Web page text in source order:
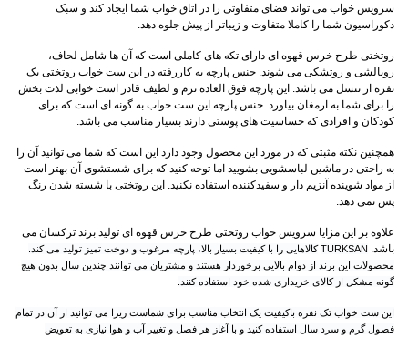
سرویس خواب می تواند فضای متفاوتی را در اتاق خواب شما ایجاد کند و سبک
دکوراسیون شما را کاملا متفاوت و زیباتر از پیش جلوه دهد.
روتختی طرح خرس قهوه ای دارای تکه های کاملی است که آن ها شامل لحاف،
روبالشی و روتشکی می شوند. جنس پارچه به کاررفته در این ست خواب روتختی یک
نفره از تنسل می باشد. این پارچه فوق العاده نرم و لطیف قادر است خوابی لذت بخش
را برای شما به ارمغان بیاورد. جنس پارچه این ست خواب به گونه ای است که برای
کودکان و افرادی که حساسیت های پوستی دارند بسیار مناسب می باشد.
همچنین نکته مثبتی که در مورد این محصول وجود دارد این است که شما می توانید آن را
به راحتی در ماشین لباسشویی بشویید اما توجه کنید که برای شستشوی آن بهتر است
از مواد شوینده آنزیم دار و سفیدکننده استفاده نکنید. این روتختی با شسته شدن رنگ
پس نمی دهد.
علاوه بر این مزایا سرویس خواب روتختی طرح خرس قهوه ای تولید برند ترکسان می
باشد. TURKSAN کالاهایی را با کیفیت بسیار بالا، پارچه مرغوب و دوخت تمیز تولید می کند.
محصولات این برند از دوام بالایی برخوردار هستند و مشتریان می توانند چندین سال بدون هیچ
گونه مشکل از کالای خریداری شده خود استفاده کنند.
این ست خواب تک نفره باکیفیت یک انتخاب مناسب برای شماست زیرا می توانید از آن در تمام
فصول گرم و سرد سال استفاده کنید و با آغاز هر فصل و تغییر آب و هوا نیازی به تعویض